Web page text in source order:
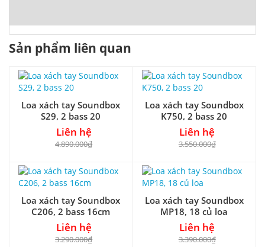
Sản phẩm liên quan
Loa xách tay Soundbox
S29, 2 bass 20
Liên hệ
4.890.000₫
Loa xách tay Soundbox
K750, 2 bass 20
Liên hệ
3.550.000₫
Loa xách tay Soundbox
C206, 2 bass 16cm
Liên hệ
3.290.000₫
Loa xách tay Soundbox
MP18, 18 củ loa
Liên hệ
3.390.000₫